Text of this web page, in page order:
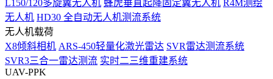
L150/120多旋翼无人机 蜂虎垂直起降固定翼无人机 R4M测绘
无人机 HD30 全自动无人机测流系统
无人机载荷
X8倾斜相机 ARS-450轻量化激光雷达 SVR雷达测流系统
SVR3三合一雷达测流 实时二三维重建系统
UAV-PPK